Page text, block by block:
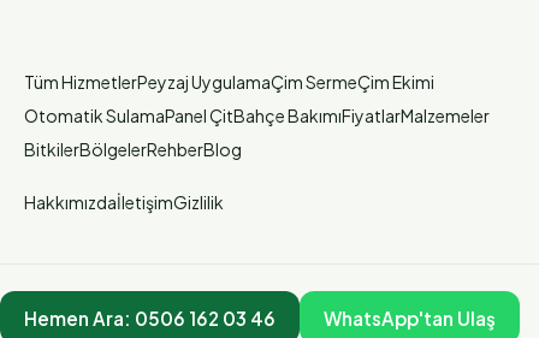
Tüm HizmetlerPeyzaj UygulamaÇim SermeÇim Ekimi
Otomatik SulamaPanel ÇitBahçe BakımıFiyatlarMalzemeler
BitkilerBölgelerRehberBlog
HakkımızdaİletişimGizlilik
Hemen Ara: 0506 162 03 46 WhatsApp'tan Ulaş